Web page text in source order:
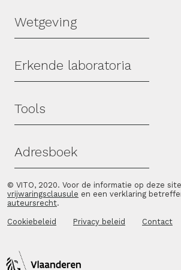
Wetgeving
Erkende laboratoria
Tools
Adresboek
© VITO, 2020. Voor de informatie op deze
vrijwaringsclausule en een verklaring
auteursrecht.
Cookiebeleid Privacy beleid Contact